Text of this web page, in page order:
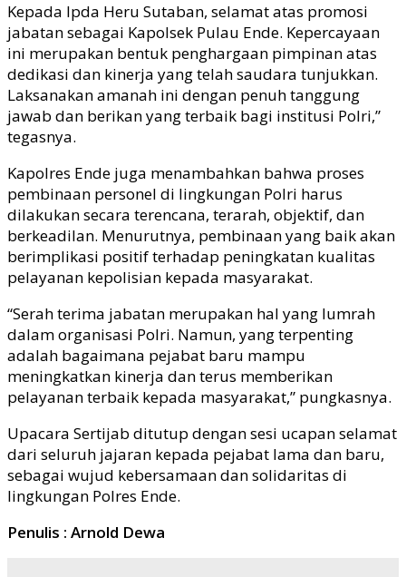
Kepada Ipda Heru Sutaban, selamat atas promosi
jabatan sebagai Kapolsek Pulau Ende. Kepercayaan
ini merupakan bentuk penghargaan pimpinan atas
dedikasi dan kinerja yang telah saudara tunjukkan.
Laksanakan amanah ini dengan penuh tanggung
jawab dan berikan yang terbaik bagi institusi Polri,”
tegasnya.
Kapolres Ende juga menambahkan bahwa proses
pembinaan personel di lingkungan Polri harus
dilakukan secara terencana, terarah, objektif, dan
berkeadilan. Menurutnya, pembinaan yang baik akan
berimplikasi positif terhadap peningkatan kualitas
pelayanan kepolisian kepada masyarakat.
“Serah terima jabatan merupakan hal yang lumrah
dalam organisasi Polri. Namun, yang terpenting
adalah bagaimana pejabat baru mampu
meningkatkan kinerja dan terus memberikan
pelayanan terbaik kepada masyarakat,” pungkasnya.
Upacara Sertijab ditutup dengan sesi ucapan selamat
dari seluruh jajaran kepada pejabat lama dan baru,
sebagai wujud kebersamaan dan solidaritas di
lingkungan Polres Ende.
Penulis : Arnold Dewa